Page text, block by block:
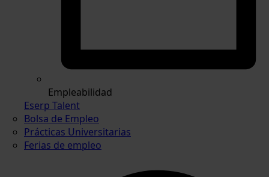
Empleabilidad
Eserp Talent
Bolsa de Empleo
Prácticas Universitarias
Ferias de empleo